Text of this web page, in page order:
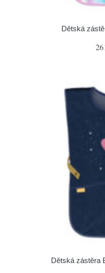
Dětská
Dětská zástěra